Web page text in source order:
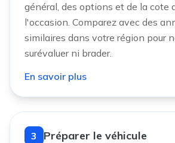
général, des options et de la cote
l'occasion. Comparez avec des
similaires dans votre région pour
surévaluer ni brader.
En savoir plus
3 Préparer le véhicule